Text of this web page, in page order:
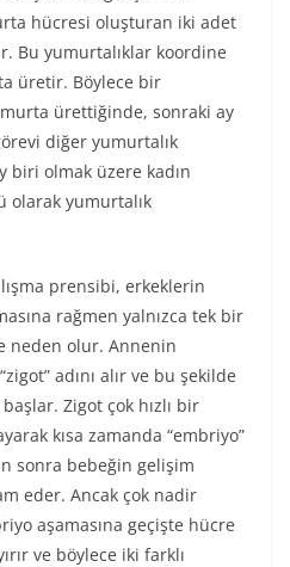
hücresi oluşturan iki adet
Bu yumurtalıklar koordine
üretir. Böylece bir
ürettiğinde, sonraki ay
diğer yumurtalık
olmak üzere kadın
olarak yumurtalık
prensibi, erkeklerin
rağmen yalnızca tek bir
neden olur. Annenin
adını alır ve bu şekilde
Zigot çok hızlı bir
kısa zamanda “embriyo”
sonra bebeğin gelişim
eder. Ancak çok nadir
aşamasına geçişte hücre
ve böylece iki farklı